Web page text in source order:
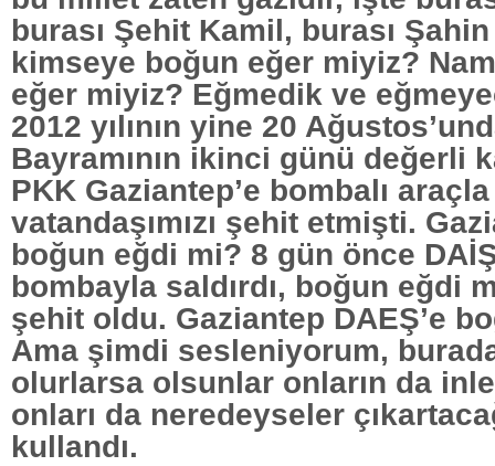
burası Şehit Kamil, burası
kimseye boğun eğer miyiz?
eğer miyiz? Eğmedik ve
2012 yılının yine 20
Bayramının ikinci günü değerli
PKK Gaziantep’e bombalı
vatandaşımızı şehit etmişti.
boğun eğdi mi? 8 gün önce
bombayla saldırdı, boğun eğdi
şehit oldu. Gaziantep DAEŞ’e
Ama şimdi sesleniyorum,
olurlarsa olsunlar onların da
onları da neredeyseler
kullandı.